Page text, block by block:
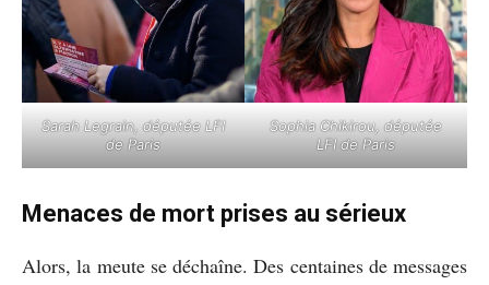
Sarah Legrain, députée LFI
de Paris
Sophia Chikirou, députée
LFI de Paris
Menaces de mort prises au sérieux
Alors, la meute se déchaîne. Des centaines de messages